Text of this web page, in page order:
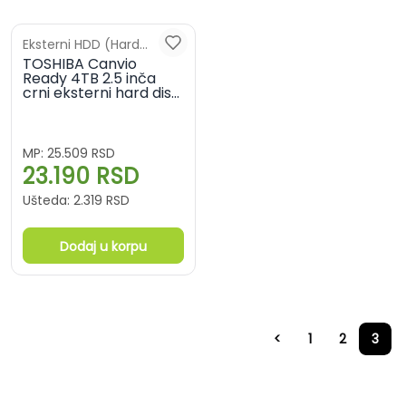
Eksterni HDD (Hard
diskovi)
TOSHIBA Canvio
Ready 4TB 2.5 inča
crni eksterni hard disk
MP: 25.509 RSD
23.190 RSD
Ušteda: 2.319 RSD
Dodaj u korpu
< 1 2 3